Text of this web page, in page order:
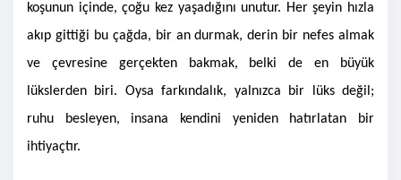
koşunun içinde, çoğu kez yaşadığını unutur. Her şeyin hızla
akıp gittiği bu çağda, bir an durmak, derin bir nefes almak
ve çevresine gerçekten bakmak, belki de en büyük
lükslerden biri. Oysa farkındalık, yalnızca bir lüks değil;
ruhu besleyen, insana kendini yeniden hatırlatan bir
ihtiyaçtır.